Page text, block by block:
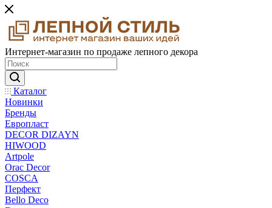
Интернет-магазин по продаже лепного декора
Каталог
Новинки
Бренды
Европласт
DECOR DIZAYN
HIWOOD
Artpole
Orac Decor
COSCA
Перфект
Bello Deco